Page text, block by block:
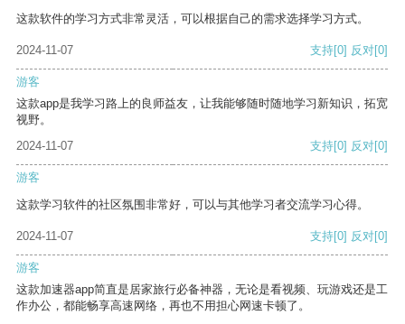
这款软件的学习方式非常灵活，可以根据自己的需求选择学习方式。
2024-11-07 支持[0] 反对[0]
游客
这款app是我学习路上的良师益友，让我能够随时随地学习新知识，拓宽
视野。
2024-11-07
支持[0] 反对[0]
游客
这款学习软件的社区氛围非常好，可以与其他学习者交流学习心得。
2024-11-07 支持[0] 反对[0]
游客
这款加速器app简直是居家旅行必备神器，无论是看视频、玩游戏还是工
作办公，都能畅享高速网络，再也不用担心网速卡顿了。